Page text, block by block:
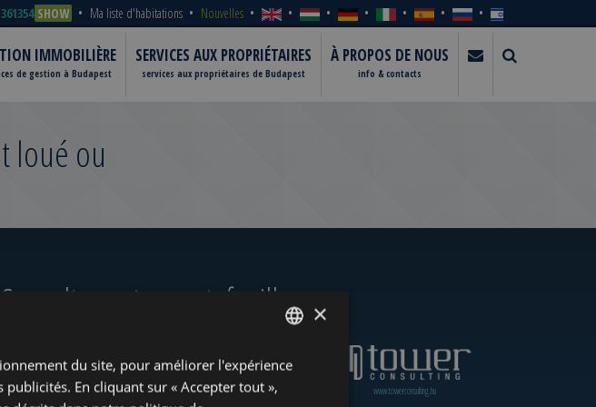
SHOW Ma liste d'habitations Nouvelles
IMMOBILIÈRE
de gestion à Budapest
SERVICES AUX PROPRIÉTAIRES
services aux propriétaires de Budapest
À PROPOS DE NOUS
info & contacts
loué ou
Consultez notre portefeuille
www.tower-investments.com www.towerassistance.com www.towerconsulting.hu
ENGLISH
HUNGARIAN
×
du site, pour améliorer l'expérience
En cliquant sur « Accepter tout »,